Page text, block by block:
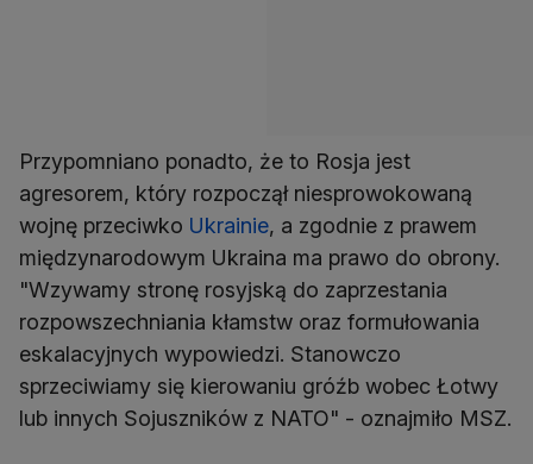
Przypomniano ponadto, że to Rosja jest
agresorem, który rozpoczął niesprowokowaną
wojnę przeciwko Ukrainie, a zgodnie z prawem
międzynarodowym Ukraina ma prawo do obrony.
"Wzywamy stronę rosyjską do zaprzestania
rozpowszechniania kłamstw oraz formułowania
eskalacyjnych wypowiedzi. Stanowczo
sprzeciwiamy się kierowaniu gróźb wobec Łotwy
lub innych Sojuszników z NATO" - oznajmiło MSZ.